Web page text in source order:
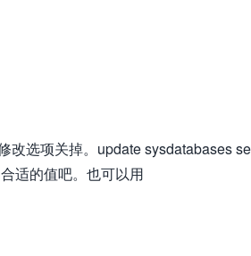
改选项关掉。update sysdatabases
适的值吧。也可以用